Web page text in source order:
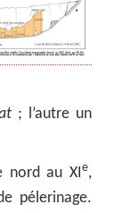
; l’autre un
nord au XIe,
pélerinage.